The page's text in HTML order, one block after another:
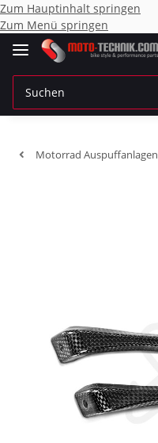
Zum Hauptinhalt springen
Zum Menü springen
Motorrad Auspuffanlagen